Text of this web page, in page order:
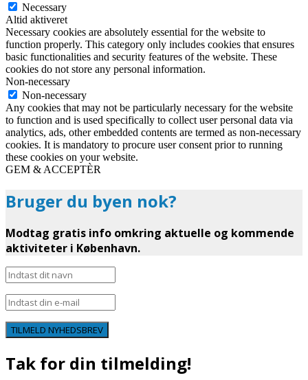
Necessary
Altid aktiveret
Necessary cookies are absolutely essential for the website to
function properly. This category only includes cookies that ensures
basic functionalities and security features of the website. These
cookies do not store any personal information.
Non-necessary
Non-necessary
Any cookies that may not be particularly necessary for the website
to function and is used specifically to collect user personal data via
analytics, ads, other embedded contents are termed as non-necessary
cookies. It is mandatory to procure user consent prior to running
these cookies on your website.
GEM & ACCEPTÈR
Bruger du byen nok?
Modtag gratis info omkring aktuelle og kommende
aktiviteter i København.
TILMELD NYHEDSBREV
Tak for din tilmelding!